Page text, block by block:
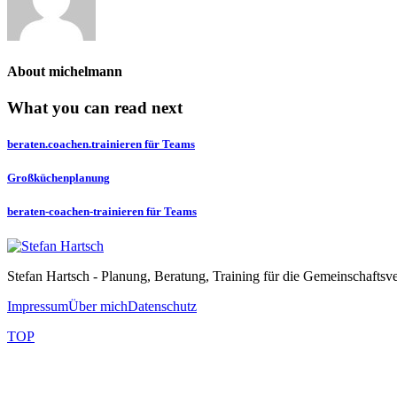
About michelmann
What you can read next
beraten.coachen.trainieren für Teams
Großküchenplanung
beraten-coachen-trainieren für Teams
Stefan Hartsch - Planung, Beratung, Training für die
ImpressumÜber michDatenschutz
TOP